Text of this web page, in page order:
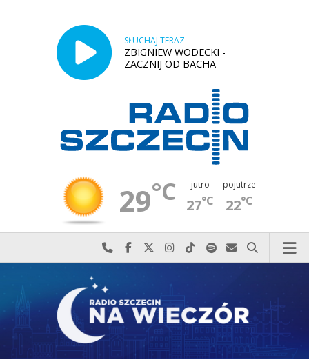
SŁUCHAJ TERAZ
ZBIGNIEW WODECKI -
ZACZNIJ OD BACHA
29°C jutro
27°C
pojutrze
22°C
Najlepiej po prostu do nas zadzwoń
Odwiedź nas na Facebook-u
Odwiedź nas na X
Odwiedź nas na Instagram-ie
Odwiedź nas na TikTok-u
Szukaj nas na Spotify
Wyślij do nas
Szukaj